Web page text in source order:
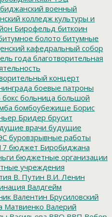
военный
колледж культуры и
Бирофельд биткоин
болото битумные
кафедральный собор
года благотворительная
концерт
боевые патроны
бокс больница большой
бомбоубежище Борис
Бридер брусит
врачи будущие
буровзрывные работы
бюджет Биробиджана
бюджетные организации
учреждения
В. Путин В.И. Ленин
Валдгейм
Валентин Брусиловский
Матвиенко Валерий